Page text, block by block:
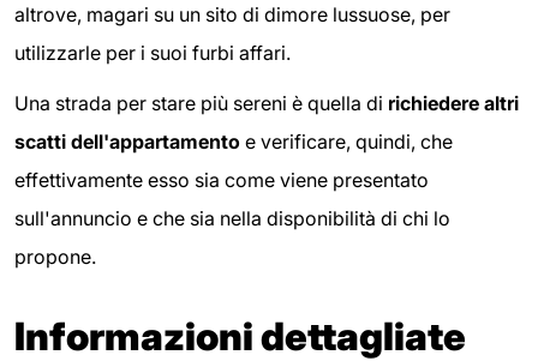
altrove, magari su un sito di dimore lussuose, per
utilizzarle per i suoi furbi affari.
Una strada per stare più sereni è quella di richiedere altri
scatti dell'appartamento e verificare, quindi, che
effettivamente esso sia come viene presentato
sull'annuncio e che sia nella disponibilità di chi lo
propone.
Informazioni dettagliate